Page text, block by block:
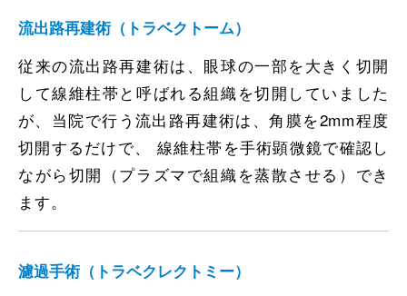
流出路再建術（トラベクトーム）
従来の流出路再建術は、眼球の一部を大きく切開
して線維柱帯と呼ばれる組織を切開していました
が、当院で行う流出路再建術は、角膜を2mm程度
切開するだけで、 線維柱帯を手術顕微鏡で確認し
ながら切開（プラズマで組織を蒸散させる）でき
ます。
濾過手術（トラベクレクトミー）